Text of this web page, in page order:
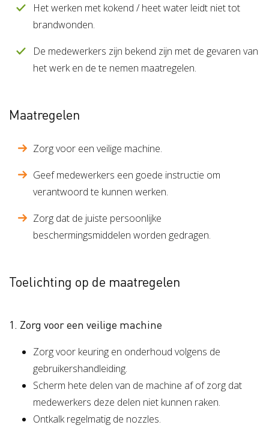
Het werken met kokend / heet water leidt niet tot
brandwonden.
De medewerkers zijn bekend zijn met de gevaren van
het werk en de te nemen maatregelen.
Maatregelen
Zorg voor een veilige machine.
Geef medewerkers een goede instructie om
verantwoord te kunnen werken.
Zorg dat de juiste persoonlijke
beschermingsmiddelen worden gedragen.
Toelichting op de maatregelen
1. Zorg voor een veilige machine
Zorg voor keuring en onderhoud volgens de
gebruikershandleiding.
Scherm hete delen van de machine af of zorg dat
medewerkers deze delen niet kunnen raken.
Ontkalk regelmatig de nozzles.